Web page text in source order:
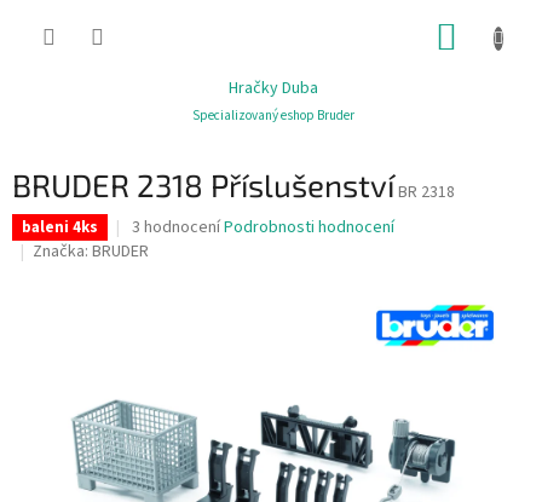
Hračky Duba
Specializovaný eshop Bruder
BRUDER 2318 PříslušenstvíBR 2318
baleni 4ks
Průměrné
hodnocení
3 hodnoceníPodrobnosti hodnocení
Značka: BRUDER